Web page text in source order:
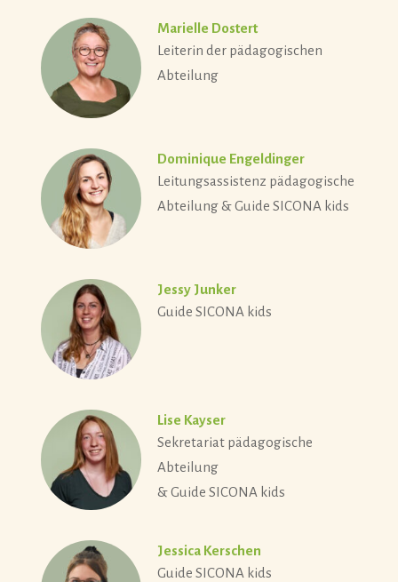
Marielle Dostert
Leiterin der pädagogischen
Abteilung
Dominique Engeldinger
Leitungsassistenz pädagogische
Abteilung & Guide SICONA kids
Jessy Junker
Guide SICONA kids
Lise Kayser
Sekretariat pädagogische
Abteilung
& Guide SICONA kids
Jessica Kerschen
Guide SICONA kids